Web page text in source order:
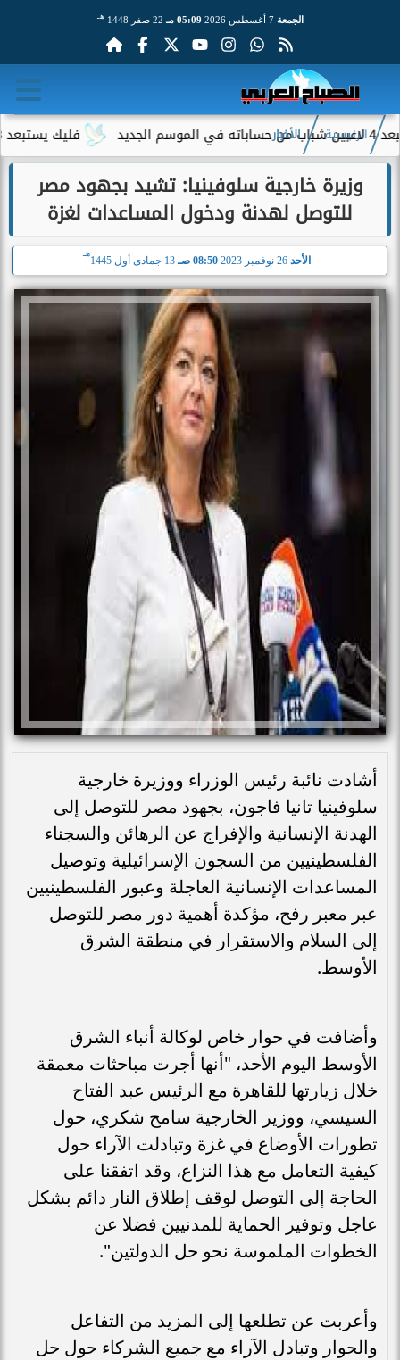
الجمعة 7 أغسطس 2026 05:09 مـ 22 صفر 1448 هـ
فليك يستبعد 3 لاعبين من قائمة برشلونة.. وحمزة عبد الكريم يواصل الظهور الرئيسية الأخبار
وزيرة خارجية سلوفينيا: تشيد بجهود مصر
للتوصل لهدنة ودخول المساعدات لغزة
الأحد 26 نوفمبر 2023 08:50 صـ 13 جمادى أول 1445
هـ
أشادت نائبة رئيس الوزراء ووزيرة خارجية
سلوفينيا تانيا فاجون، بجهود مصر للتوصل إلى
الهدنة الإنسانية والإفراج عن الرهائن والسجناء
الفلسطينيين من السجون الإسرائيلية وتوصيل
المساعدات الإنسانية العاجلة وعبور الفلسطينيين
عبر معبر رفح، مؤكدة أهمية دور مصر للتوصل
إلى السلام والاستقرار في منطقة الشرق
الأوسط.
وأضافت في حوار خاص لوكالة أنباء الشرق
الأوسط اليوم الأحد، "أنها أجرت مباحثات معمقة
خلال زيارتها للقاهرة مع الرئيس عبد الفتاح
السيسي، ووزير الخارجية سامح شكري، حول
تطورات الأوضاع في غزة وتبادلت الآراء حول
كيفية التعامل مع هذا النزاع، وقد اتفقنا على
الحاجة إلى التوصل لوقف إطلاق النار دائم بشكل
عاجل وتوفير الحماية للمدنيين فضلا عن
الخطوات الملموسة نحو حل الدولتين".
وأعربت عن تطلعها إلى المزيد من التفاعل
والحوار وتبادل الآراء مع جميع الشركاء حول حل